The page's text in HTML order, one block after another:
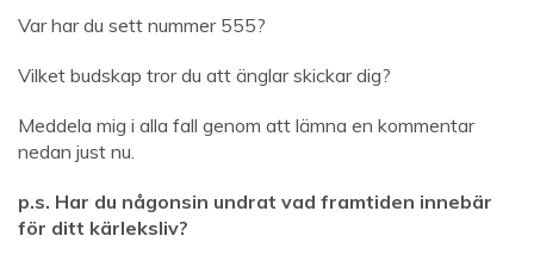
Var har du sett nummer 555?
Vilket budskap tror du att änglar skickar dig?
Meddela mig i alla fall genom att lämna en kommentar
nedan just nu.
p.s. Har du någonsin undrat vad framtiden innebär
för ditt kärleksliv?